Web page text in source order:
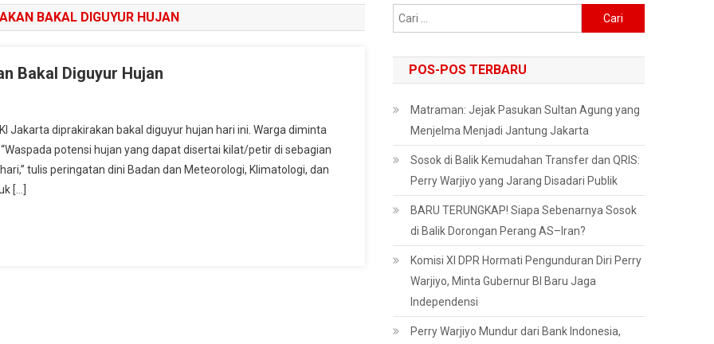
BAKAL DIGUYUR HUJAN
Bakal Diguyur Hujan
Jakarta diprakirakan bakal diguyur hujan hari ini. Warga diminta
potensi hujan yang dapat disertai kilat/petir di sebagian
tulis peringatan dini Badan dan Meteorologi, Klimatologi, dan
[…]
untuk:
POS-POS TERBARU
Matraman: Jejak Pasukan Sultan Agung yang
Menjelma Menjadi Jantung Jakarta
Sosok di Balik Kemudahan Transfer dan QRIS:
Perry Warjiyo yang Jarang Disadari Publik
BARU TERUNGKAP! Siapa Sebenarnya Sosok
di Balik Dorongan Perang AS–Iran?
Komisi XI DPR Hormati Pengunduran Diri Perry
Warjiyo, Minta Gubernur BI Baru Jaga
Independensi
Perry Warjiyo Mundur dari Bank Indonesia,